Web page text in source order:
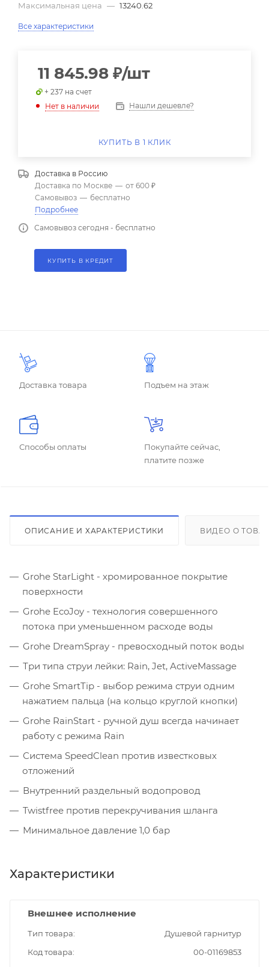
Максимальная цена — 13240.62
Все характеристики
11 845.98 ₽/шт
+ 237 на счет
Нет в наличии
Нашли дешевле?
КУПИТЬ В 1 КЛИК
Доставка в Россию
Доставка по Москве — от 600 ₽
Самовывоз — бесплатно
Подробнее
Самовывоз сегодня - бесплатно
КУПИТЬ В КРЕДИТ
Доставка товара Подъем на этаж
Способы оплаты
Покупайте сейчас,
платите позже
ОПИСАНИЕ И ХАРАКТЕРИСТИКИ ВИДЕО О
Grohe StarLight - хромированное покрытие
поверхности
Grohe EcoJoy - технология совершенного
потока при уменьшенном расходе воды
Grohe DreamSpray - превосходный поток воды
Три типа струи лейки: Rain, Jet, ActiveMassage
Grohe SmartTip - выбор режима струи одним
нажатием пальца (на кольцо круглой кнопки)
Grohe RainStart - ручной душ всегда начинает
работу с режима Rain
Система SpeedClean против известковых
отложений
Внутренний раздельный водопровод
Twistfree против перекручивания шланга
Минимальное давление 1,0 бар
Характеристики
Внешнее исполнение
Тип товара
Душевой гарнитур
Код товара
00-01169853